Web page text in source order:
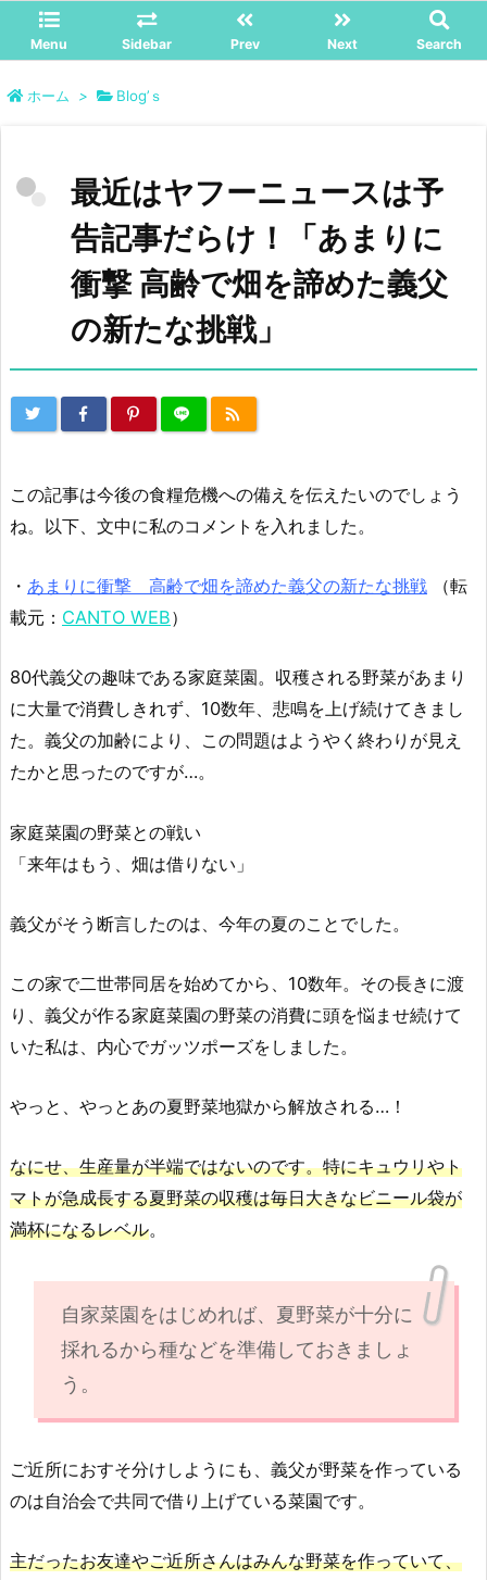
Menu Sidebar Prev Next Search
ホーム > Blog’ｓ
最近はヤフーニュースは予
告記事だらけ！「あまりに
衝撃 高齢で畑を諦めた義父
の新たな挑戦」
この記事は今後の食糧危機への備えを伝えたいのでしょう
ね。以下、文中に私のコメントを入れました。
・ あまりに衝撃 高齢で畑を諦めた義父の新たな挑戦 （転
載元： CANTO WEB）
80代義父の趣味である家庭菜園。収穫される野菜があまり
に大量で消費しきれず、10数年、悲鳴を上げ続けてきまし
た。義父の加齢により、この問題はようやく終わりが見え
たかと思ったのですが…。
家庭菜園の野菜との戦い
「来年はもう、畑は借りない」
義父がそう断言したのは、今年の夏のことでした。
この家で二世帯同居を始めてから、10数年。その長きに渡
り、義父が作る家庭菜園の野菜の消費に頭を悩ませ続けて
いた私は、内心でガッツポーズをしました。
やっと、やっとあの夏野菜地獄から解放される…！
なにせ、生産量が半端ではないのです。特にキュウリやト
マトが急成長する夏野菜の収穫は毎日大きなビニール袋が
満杯になるレベル。
自家菜園をはじめれば、夏野菜が十分に
採れるから種などを準備しておきましょ
う。
ご近所におすそ分けしようにも、義父が野菜を作っている
のは自治会で共同で借り上げている菜園です。
主だったお友達やご近所さんはみんな野菜を作っていて、